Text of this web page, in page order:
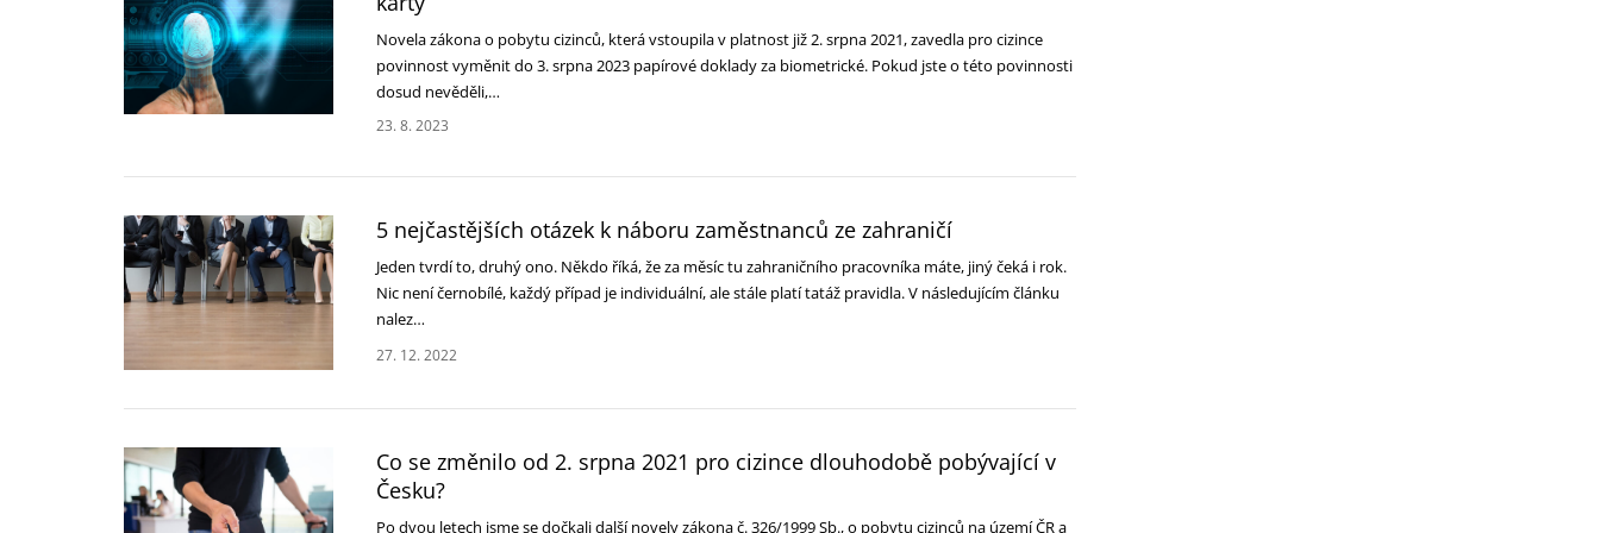
Novela zákona o pobytu cizinců, která vstoupila v platnost již 2. srpna 2021, zavedla pro cizince
povinnost vyměnit do 3. srpna 2023 papírové doklady za biometrické. Pokud jste o této povinnosti
dosud nevěděli,…
23. 8. 2023
5 nejčastějších otázek k náboru zaměstnanců ze zahraničí
Jeden tvrdí to, druhý ono. Někdo říká, že za měsíc tu zahraničního pracovníka máte, jiný čeká i rok.
Nic není černobílé, každý případ je individuální, ale stále platí tatáž pravidla. V následujícím článku
nalez…
27. 12. 2022
Co se změnilo od 2. srpna 2021 pro cizince dlouhodobě pobývající v
Česku?
Po dvou letech jsme se dočkali další novely zákona č. 326/1999 Sb., o pobytu cizinců na území ČR a